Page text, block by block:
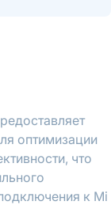
оптимизации
что
к Mi